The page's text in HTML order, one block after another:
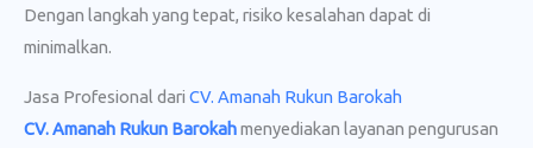
Dengan langkah yang tepat, risiko kesalahan dapat di
minimalkan.
Jasa Profesional dari CV. Amanah Rukun Barokah
CV. Amanah Rukun Barokahmenyediakan layanan pengurusan